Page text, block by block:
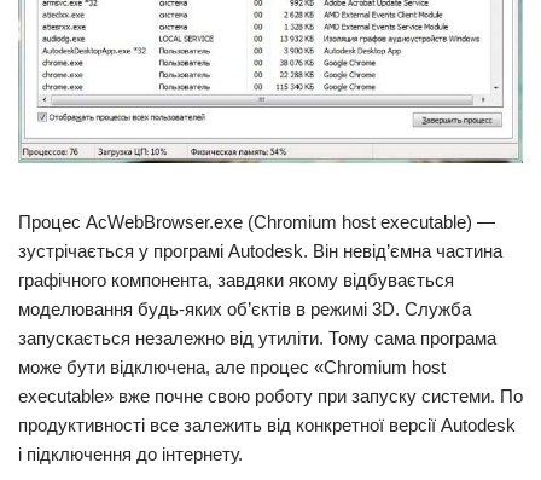
Процес AcWebBrowser.exe (Chromium host executable) —
зустрічається у програмі Autodesk. Він невід’ємна частина
графічного компонента, завдяки якому відбувається
моделювання будь-яких об’єктів в режимі 3D. Служба
запускається незалежно від утиліти. Тому сама програма
може бути відключена, але процес «Chromium host
executable» вже почне свою роботу при запуску системи. По
продуктивності все залежить від конкретної версії Autodesk
і підключення до інтернету.